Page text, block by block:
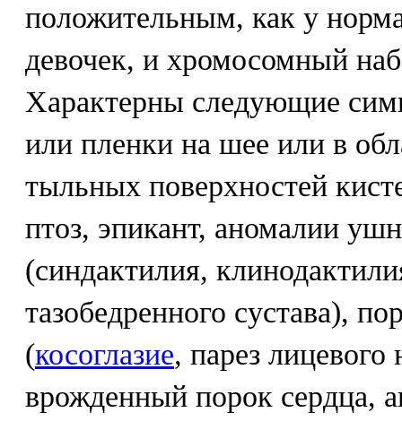
положительным, как у
девочек, и хромосомный
Характерны следующие
или пленки на шее или в
тыльных поверхностей
птоз, эпикант, аномалии
(синдактилия,
тазобедренного сустава),
(косоглазие, парез лицевого
врожденный порок сердца,